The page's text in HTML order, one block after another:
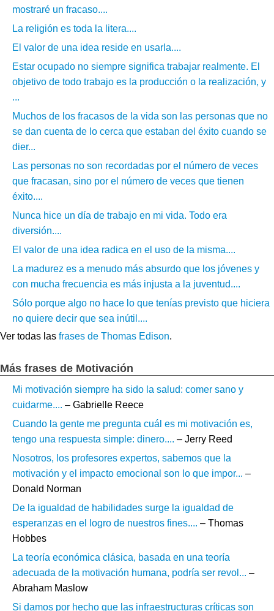
mostraré un fracaso....
La religión es toda la litera....
El valor de una idea reside en usarla....
Estar ocupado no siempre significa trabajar realmente. El
objetivo de todo trabajo es la producción o la realización, y
...
Muchos de los fracasos de la vida son las personas que no
se dan cuenta de lo cerca que estaban del éxito cuando se
dier...
Las personas no son recordadas por el número de veces
que fracasan, sino por el número de veces que tienen
éxito....
Nunca hice un día de trabajo en mi vida. Todo era
diversión....
El valor de una idea radica en el uso de la misma....
La madurez es a menudo más absurdo que los jóvenes y
con mucha frecuencia es más injusta a la juventud....
Sólo porque algo no hace lo que tenías previsto que hiciera
no quiere decir que sea inútil....
Ver todas las frases de Thomas Edison.
Más frases de Motivación
Mi motivación siempre ha sido la salud: comer sano y
cuidarme.... – Gabrielle Reece
Cuando la gente me pregunta cuál es mi motivación es,
tengo una respuesta simple: dinero.... – Jerry Reed
Nosotros, los profesores expertos, sabemos que la
motivación y el impacto emocional son lo que impor... –
Donald Norman
De la igualdad de habilidades surge la igualdad de
esperanzas en el logro de nuestros fines.... – Thomas
Hobbes
La teoría económica clásica, basada en una teoría
adecuada de la motivación humana, podría ser revol... –
Abraham Maslow
Si damos por hecho que las infraestructuras críticas son